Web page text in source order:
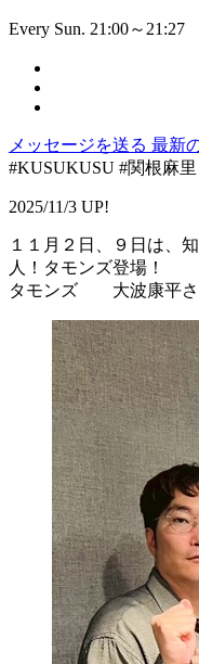
Every Sun. 21:00～21:27
メッセージを送る 最新
#KUSUKUSU #関根麻
2025/11/3 UP!
１１月２日、９日は、
人！タモンズ登場！
タモンズ 大波康平さ